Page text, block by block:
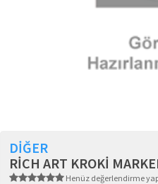
DİĞER
RİCH ART KROKİ
Henüz değerlendirme